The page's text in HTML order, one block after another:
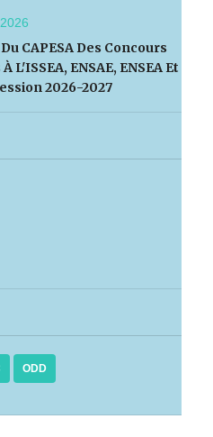
2026
CAPESA Des Concours
L'ISSEA, ENSAE, ENSEA Et
2026-2027
ODD